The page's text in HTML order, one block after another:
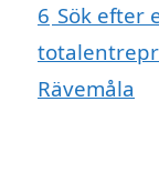
6 Sök efter
Rävemåla